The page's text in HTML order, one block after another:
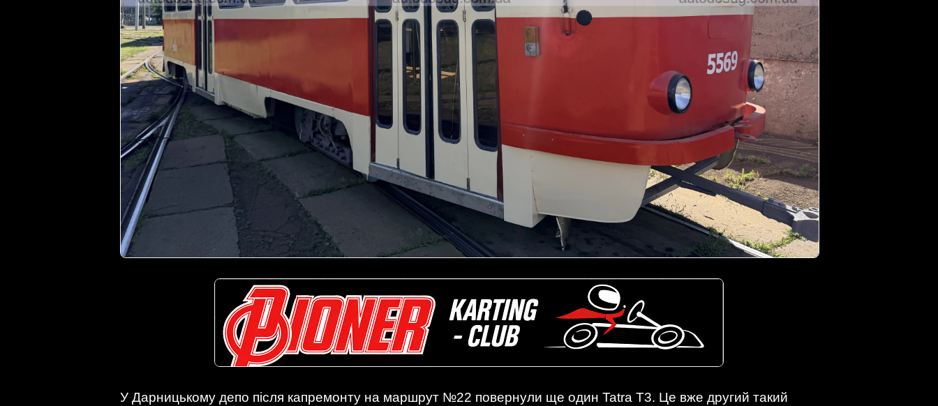
У Дарницькому депо після капремонту на маршрут №22 повернули ще один Tatra T3. Це вже другий такий